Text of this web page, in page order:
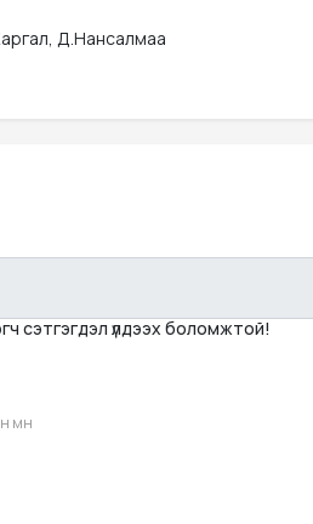
Д.Нансалмаа
сэтгэгдэл үлдээх боломжтой!